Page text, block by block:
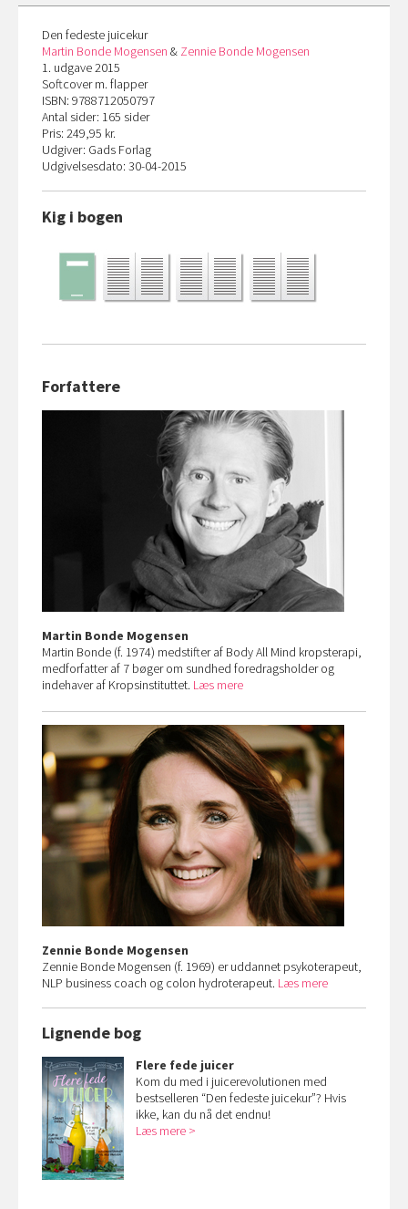
Den fedeste juicekur
Martin Bonde Mogensen & Zennie Bonde Mogensen
1. udgave 2015
Softcover m. flapper
ISBN: 9788712050797
Antal sider: 165 sider
Pris: 249,95 kr.
Udgiver: Gads Forlag
Udgivelsesdato: 30-04-2015
Kig i bogen
Forfattere
Martin Bonde Mogensen
Martin Bonde (f. 1974) medstifter af Body All Mind kropsterapi,
medforfatter af 7 bøger om sundhed foredragsholder og
indehaver af Kropsinstituttet. Læs mere
Zennie Bonde Mogensen
Zennie Bonde Mogensen (f. 1969) er uddannet psykoterapeut,
NLP business coach og colon hydroterapeut. Læs mere
Lignende bog
Flere fede juicer
Kom du med i juicerevolutionen med
bestselleren “Den fedeste juicekur”? Hvis
ikke, kan du nå det endnu!
Læs mere